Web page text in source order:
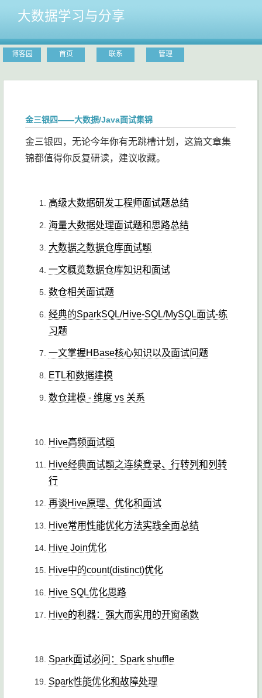
大数据学习与分享
博客园 首页 联系 管理
金三银四——大数据/Java面试集锦
金三银四，无论今年你有无跳槽计划，这篇文章集
锦都值得你反复研读，建议收藏。
高级大数据研发工程师面试题总结
海量大数据处理面试题和思路总结
大数据之数据仓库面试题
一文概览数据仓库知识和面试
数仓相关面试题
经典的SparkSQL/Hive-SQL/MySQL面试-练
习题
一文掌握HBase核心知识以及面试问题
ETL和数据建模
数仓建模 - 维度 vs 关系
Hive高频面试题
Hive经典面试题之连续登录、行转列和列转
行
再谈Hive原理、优化和面试
Hive常用性能优化方法实践全面总结
Hive Join优化
Hive中的count(distinct)优化
Hive SQL优化思路
Hive的利器：强大而实用的开窗函数
Spark面试必问：Spark shuffle
Spark性能优化和故障处理